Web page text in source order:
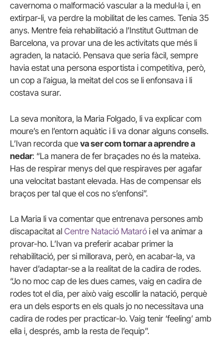
cavernoma o malformació vascular a la medul·la i, en
extirpar-li, va perdre la mobilitat de les cames. Tenia 35
anys. Mentre feia rehabilitació a l’Institut Guttman de
Barcelona, va provar una de les activitats que més li
agraden, la natació. Pensava que seria fàcil, sempre
havia estat una persona esportista i competitiva, però,
un cop a l’aigua, la meitat del cos se li enfonsava i li
costava surar.
La seva monitora, la Maria Folgado, li va explicar com
moure’s en l’entorn aquàtic i li va donar alguns consells.
L’Ivan recorda que va ser com tornar a aprendre a
nedar: “La manera de fer braçades no és la mateixa.
Has de respirar menys del que respiraves per agafar
una velocitat bastant elevada. Has de compensar els
braços per tal que el cos no s’enfonsi”.
La Maria li va comentar que entrenava persones amb
discapacitat al Centre Natació Mataró i el va animar a
provar-ho. L’Ivan va preferir acabar primer la
rehabilitació, per si millorava, però, en acabar-la, va
haver d’adaptar-se a la realitat de la cadira de rodes.
“Jo no moc cap de les dues cames, vaig en cadira de
rodes tot el dia, per això vaig escollir la natació, perquè
era un dels esports en els quals jo no necessitava una
cadira de rodes per practicar-lo. Vaig tenir ‘feeling’ amb
ella i, després, amb la resta de l’equip”.